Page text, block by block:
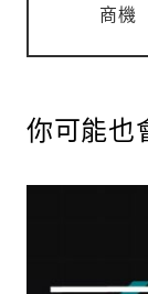
商機
你可能也